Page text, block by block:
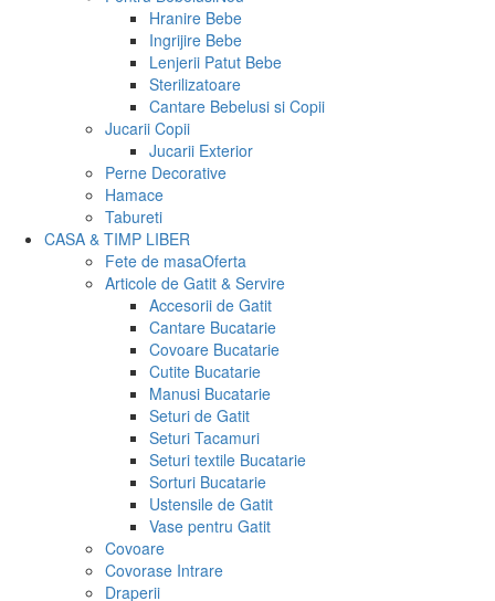
Hranire Bebe
Ingrijire Bebe
Lenjerii Patut Bebe
Sterilizatoare
Cantare Bebelusi si Copii
Jucarii Copii
Jucarii Exterior
Perne Decorative
Hamace
Tabureti
CASA & TIMP LIBER
Fete de masaOferta
Articole de Gatit & Servire
Accesorii de Gatit
Cantare Bucatarie
Covoare Bucatarie
Cutite Bucatarie
Manusi Bucatarie
Seturi de Gatit
Seturi Tacamuri
Seturi textile Bucatarie
Sorturi Bucatarie
Ustensile de Gatit
Vase pentru Gatit
Covoare
Covorase Intrare
Draperii